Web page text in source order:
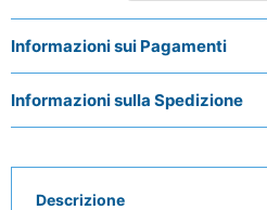
Informazioni sui Pagamenti
Informazioni sulla Spedizione
Descrizione